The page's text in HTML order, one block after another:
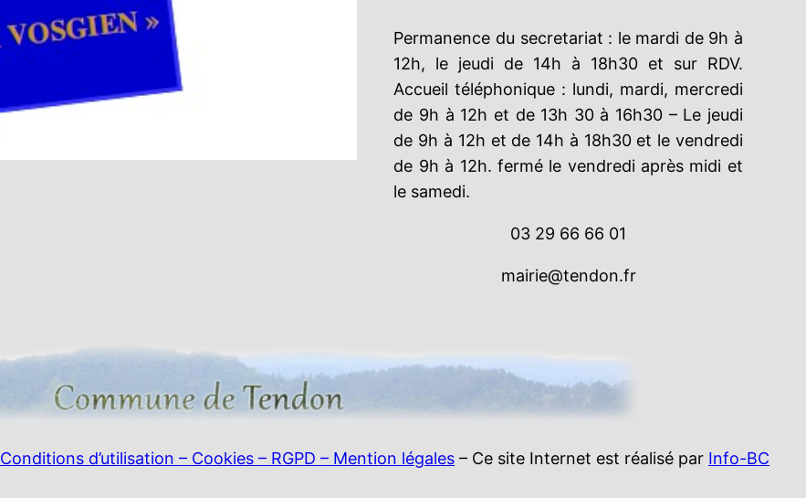
Permanence du secretariat : le mardi de 9h à
12h, le jeudi de 14h à 18h30 et sur RDV.
Accueil téléphonique : lundi, mardi, mercredi
de 9h à 12h et de 13h 30 à 16h30 – Le jeudi
de 9h à 12h et de 14h à 18h30 et le vendredi
de 9h à 12h. fermé le vendredi après midi et
le samedi.
03 29 66 66 01
mairie@tendon.fr
Conditions d’utilisation – Cookies – RGPD – Mention légales – Ce site Internet est réalisé par Info-BC